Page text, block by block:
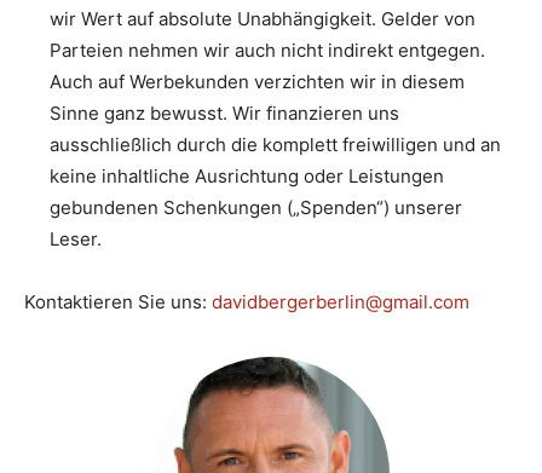
wir Wert auf absolute Unabhängigkeit. Gelder von
Parteien nehmen wir auch nicht indirekt entgegen.
Auch auf Werbekunden verzichten wir in diesem
Sinne ganz bewusst. Wir finanzieren uns
ausschließlich durch die komplett freiwilligen und an
keine inhaltliche Ausrichtung oder Leistungen
gebundenen Schenkungen („Spenden“) unserer
Leser.
Kontaktieren Sie uns: davidbergerberlin@gmail.com